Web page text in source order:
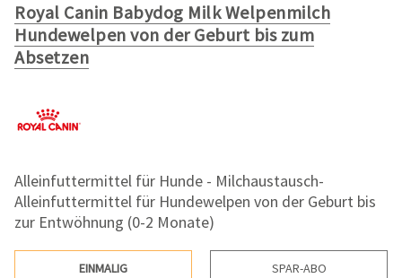
Royal Canin Babydog Milk Welpenmilch
Hundewelpen von der Geburt bis zum
Absetzen
Alleinfuttermittel für Hunde - Milchaustausch-
Alleinfuttermittel für Hundewelpen von der Geburt bis
zur Entwöhnung (0-2 Monate)
EINMALIG SPAR-ABO